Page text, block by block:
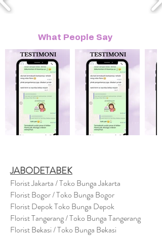
What People Say
JABODETABEK
Florist Jakarta / Toko Bunga Jakarta
Florist Bogor / Toko Bunga Bogor
Florist Depok Toko Bunga Depok
Florist Tangerang / Toko Bunga Tangerang
Florist Bekasi / Toko Bunga Bekasi